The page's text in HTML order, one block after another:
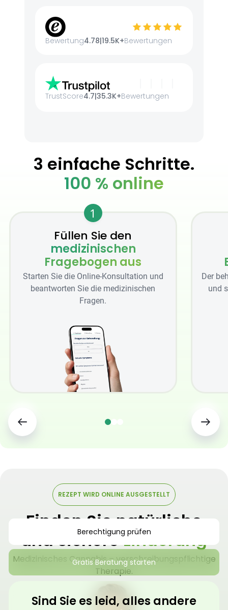
Bewertung4.78|19.5K+Bewertungen
TrustScore4.7|35.3K+Bewertungen
3 einfache Schritte.
100 % online
1
Füllen Sie den
medizinischen
Fragebogen aus
Starten Sie die Online-Konsultation und
beantworten Sie die medizinischen
Fragen.
Der
und
REZEPT WIRD ONLINE AUSGESTELLT
Finden Sie natürliche
und sichereLinderung
Medizinisches Cannabis – verschreibungspflichtige
Therapie.
Berechtigung prüfen
Gratis Beratung starten
Sind Sie es leid, alles andere